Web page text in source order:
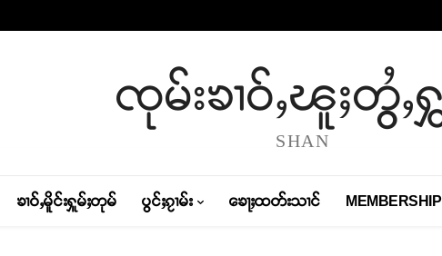
ၸုမ်းၶၢဝ်ႇၽူႈတွႆႇ
SHAN
ၶၢဝ်ႇမိူင်းႁူမ်ႈတုမ် ပွင်ႈၵႂၢမ်း ၶေႃႈထတ်းသၢင် MEMBERSHIP